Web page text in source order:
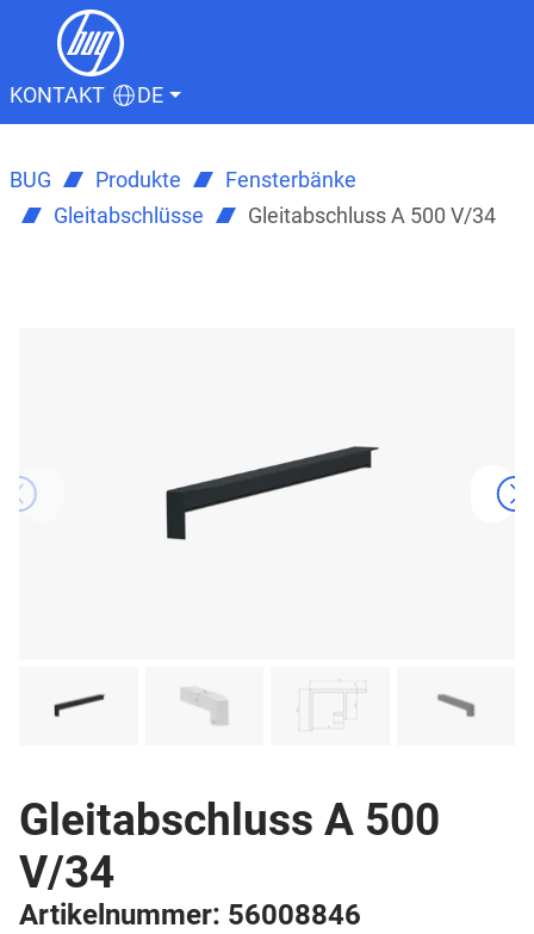
KONTAKT DE
BUG Produkte
Fensterbänke
Gleitabschlüsse
Gleitabschluss A 500 V/34
Gleitabschluss A 500
V/34
Artikelnummer: 56008846